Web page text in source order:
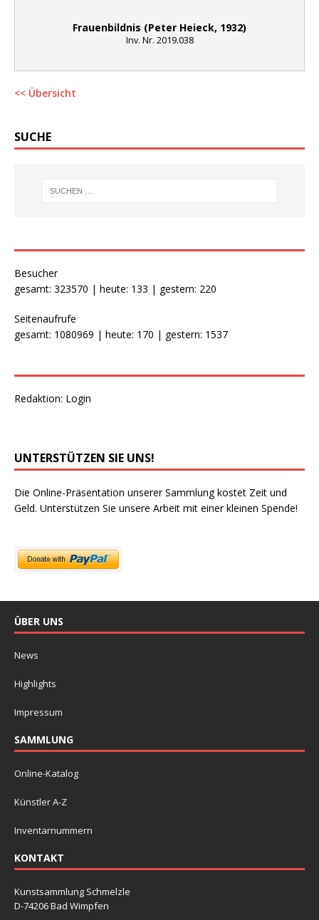
Frauenbildnis (Peter Heieck, 1932)
Inv. Nr. 2019.038
<< Übersicht
SUCHE
Besucher
gesamt: 323570 | heute: 133 | gestern: 220
Seitenaufrufe
gesamt: 1080969 | heute: 170 | gestern: 1537
Redaktion: Login
UNTERSTÜTZEN SIE UNS!
Die Online-Präsentation unserer Sammlung kostet Zeit und
Geld. Unterstützen Sie unsere Arbeit mit einer kleinen Spende!
ÜBER UNS
News
Highlights
Impressum
SAMMLUNG
Online-Katalog
Künstler A-Z
Inventarnummern
KONTAKT
Kunstsammlung Schmelzle
D-74206 Bad Wimpfen